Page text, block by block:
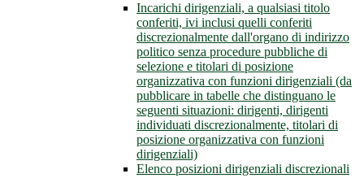
Incarichi dirigenziali, a qualsiasi titolo
conferiti, ivi inclusi quelli conferiti
discrezionalmente dall'organo di indirizzo
politico senza procedure pubbliche di
selezione e titolari di posizione
organizzativa con funzioni dirigenziali (da
pubblicare in tabelle che distinguano le
seguenti situazioni: dirigenti, dirigenti
individuati discrezionalmente, titolari di
posizione organizzativa con funzioni
dirigenziali)
Elenco posizioni dirigenziali discrezionali